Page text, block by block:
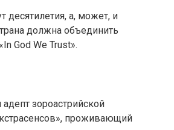
десятилетия, а, может, и
должна объединить
God We Trust».
зороастрийской
проживающий